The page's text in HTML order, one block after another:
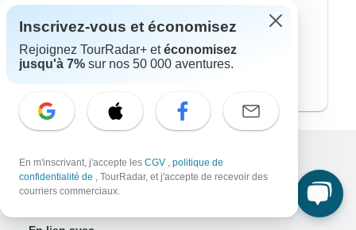
Plage
Famille
Excellent
10,000+avis sur
Inscrivez-vous et économisez
Rejoignez TourRadar+ etéconomisez
jusqu'à 7% sur nos 50 000 aventures.
En m'inscrivant, j'accepte les CGV , politique de
confidentialité de , TourRadar, et j'accepte de recevoir des
courriers commerciaux.